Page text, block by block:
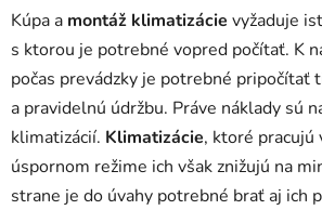
Kúpa a montáž klimatizácie vyžaduje
s ktorou je potrebné vopred počítať. K
počas prevádzky je potrebné pripočítať
a pravidelnú údržbu. Práve náklady sú
klimatizácií. Klimatizácie, ktoré pracujú
úspornom režime ich však znižujú na
strane je do úvahy potrebné brať aj ich